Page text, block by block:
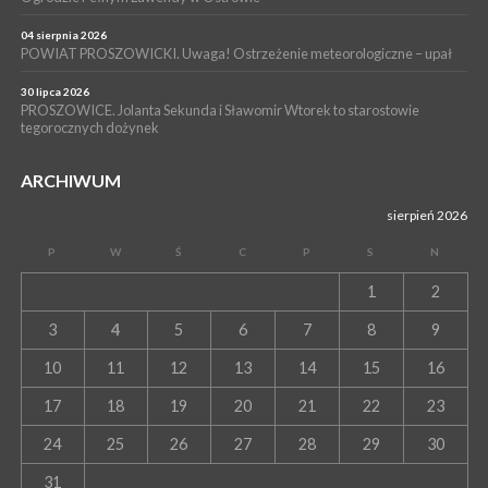
Szpitalu im. Ojca Rafała z Proszowic już działa
04 sierpnia 2026
POWIAT PROSZOWICKI. Uwaga! Ostrzeżenie meteorologiczne – upał
30 lipca 2026
PROSZOWICE. Jolanta Sekunda i Sławomir Wtorek to starostowie
tegorocznych dożynek
ARCHIWUM
sierpień 2026
P W Ś C P S N
1 2
3 4 5 6 7 8 9
10 11 12 13 14 15 16
17 18 19 20 21 22 23
24 25 26 27 28 29 30
31